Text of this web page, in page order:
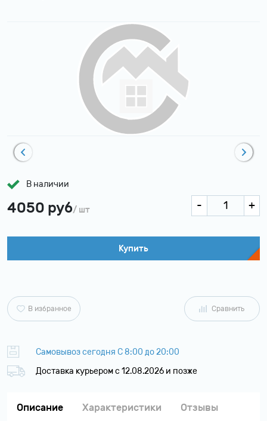
В наличии
4050 руб/ шт
Купить
Самовывоз сегодня С 8:00 до 20:00
Доставка курьером c 12.08.2026 и позже
В избранное Сравнить
Описание Характеристики Отзывы